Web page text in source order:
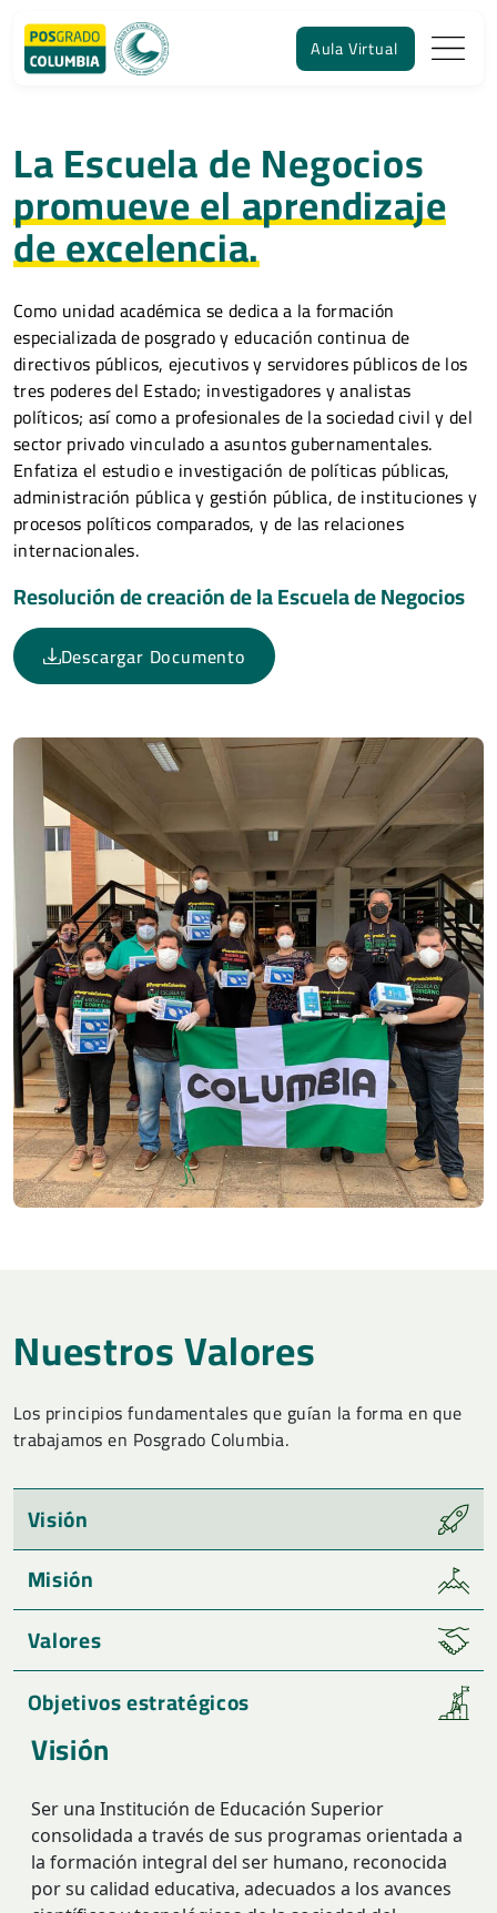
Aula Virtual
La Escuela de Negocios
promueve el aprendizaje
de excelencia.
Como unidad académica se dedica a la formación
especializada de posgrado y educación continua de
directivos públicos, ejecutivos y servidores públicos de los
tres poderes del Estado; investigadores y analistas
políticos; así como a profesionales de la sociedad civil y del
sector privado vinculado a asuntos gubernamentales.
Enfatiza el estudio e investigación de políticas públicas,
administración pública y gestión pública, de instituciones y
procesos políticos comparados, y de las relaciones
internacionales.
Resolución de creación de la Escuela de Negocios
Descargar Documento
Nuestros Valores
Los principios fundamentales que guían la forma en que
trabajamos en Posgrado Columbia.
Visión
Misión
Valores
Objetivos estratégicos
Visión
Ser una Institución de Educación Superior
consolidada a través de sus programas orientada a
la formación integral del ser humano, reconocida
por su calidad educativa, adecuados a los avances